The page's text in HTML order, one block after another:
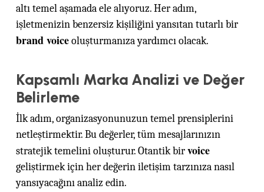
altı temel aşamada ele alıyoruz. Her adım,
işletmenizin benzersiz kişiliğini yansıtan tutarlı bir
brand voiceoluşturmanıza yardımcı olacak.
Kapsamlı Marka Analizi ve Değer
Belirleme
İlk adım, organizasyonunuzun temel prensiplerini
netleştirmektir. Bu değerler, tüm mesajlarınızın
stratejik temelini oluşturur. Otantik birvoice
geliştirmek için her değerin iletişim tarzınıza nasıl
yansıyacağını analiz edin.